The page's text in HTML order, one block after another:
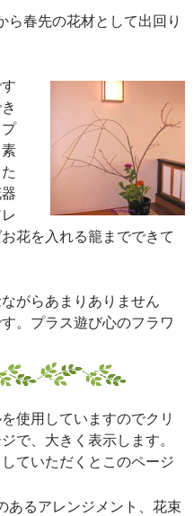
ら春先の花材として出回り
花を入れる籠までできて
がらあまりありません
。プラス遊び心のフラワ
使用していますのでクリ
で、大きく表示します。
ていただくとこのページ
あるアレンジメント、花束